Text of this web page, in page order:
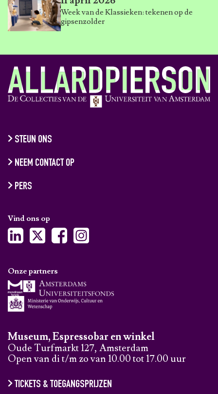
Week van de Klassieken: tekenen op de
gipsenzolder
STEUN ONS
NEEM CONTACT OP
PERS
Vind ons op
Museum, Espressobar en winkel
Oude Turfmarkt 127, Amsterdam
Open van di t/m zo van 10.00 tot 17.00 uur
TICKETS & TOEGANGSPRIJZEN
Onze partners